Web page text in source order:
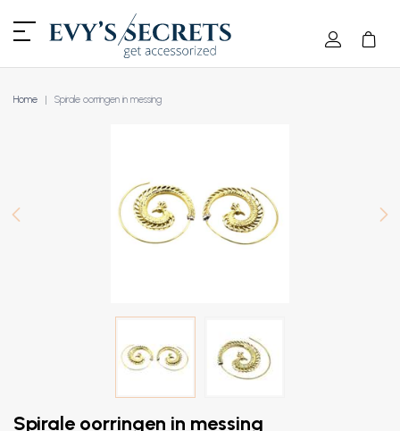
Home Spirale oorringen in messing
Spirale oorringen in messing